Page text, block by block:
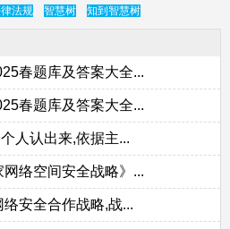
法规 智慧树 知到智慧树
春题库及答案大全...
春题库及答案大全...
人认出来,依据主...
络空间安全战略》...
安全合作战略,战...